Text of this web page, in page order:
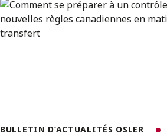
BULLETIN D’ACTUALITÉS OSLER